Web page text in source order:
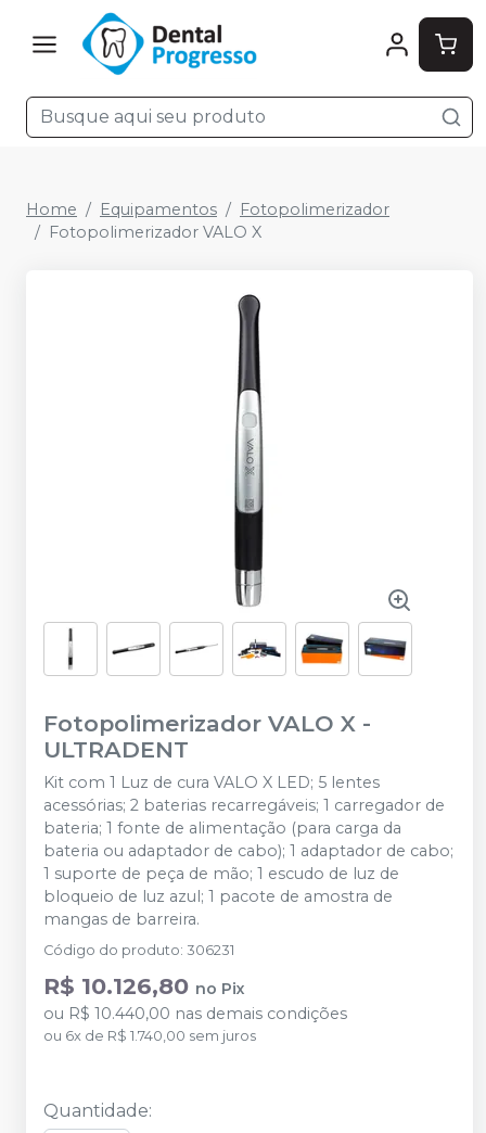
Home Equipamentos
Fotopolimerizador
Fotopolimerizador VALO X
Fotopolimerizador VALO X -
ULTRADENT
Kit com 1 Luz de cura VALO X LED; 5 lentes
acessórias; 2 baterias recarregáveis; 1 carregador de
bateria; 1 fonte de alimentação (para carga da
bateria ou adaptador de cabo); 1 adaptador de cabo;
1 suporte de peça de mão; 1 escudo de luz de
bloqueio de luz azul; 1 pacote de amostra de
mangas de barreira.
Código do produto: 306231
R$ 10.126,80 no Pix
ou R$ 10.440,00 nas demais condições
ou 6x de R$ 1.740,00 sem juros
Quantidade: